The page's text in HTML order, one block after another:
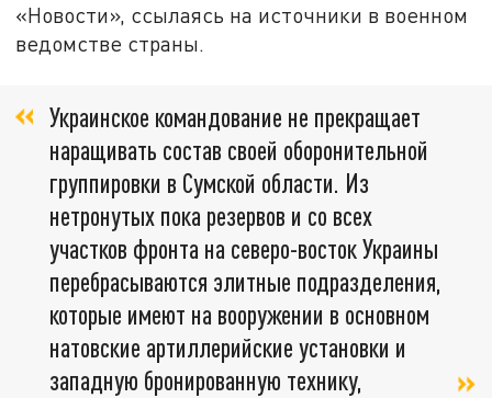
«Новости», ссылаясь на источники в военном
ведомстве страны.
Украинское командование не прекращает
наращивать состав своей оборонительной
группировки в Сумской области. Из
нетронутых пока резервов и со всех
участков фронта на северо-восток Украины
перебрасываются элитные подразделения,
которые имеют на вооружении в основном
натовские артиллерийские установки и
западную бронированную технику,